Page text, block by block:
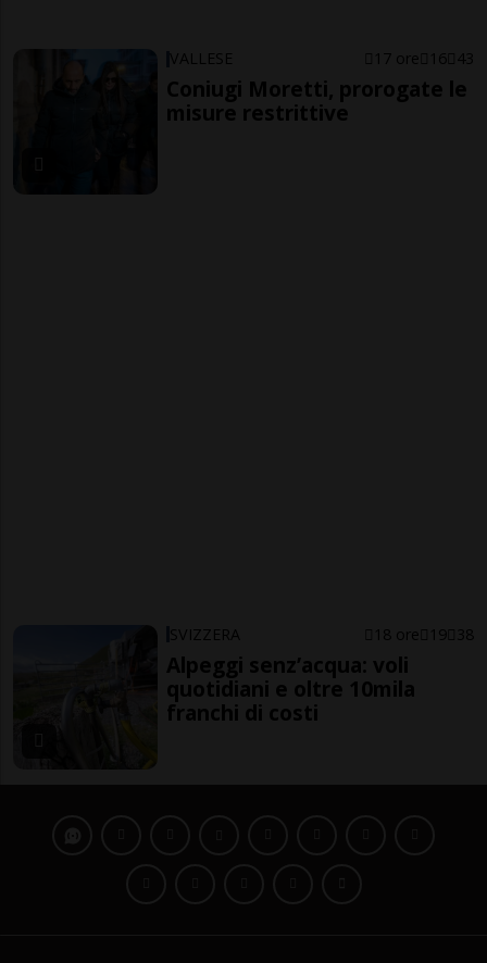
VALLESE 17 ore 16 43
Coniugi Moretti, prorogate le
misure restrittive
SVIZZERA 18 ore 19 38
Alpeggi senz’acqua: voli
quotidiani e oltre 10mila
franchi di costi